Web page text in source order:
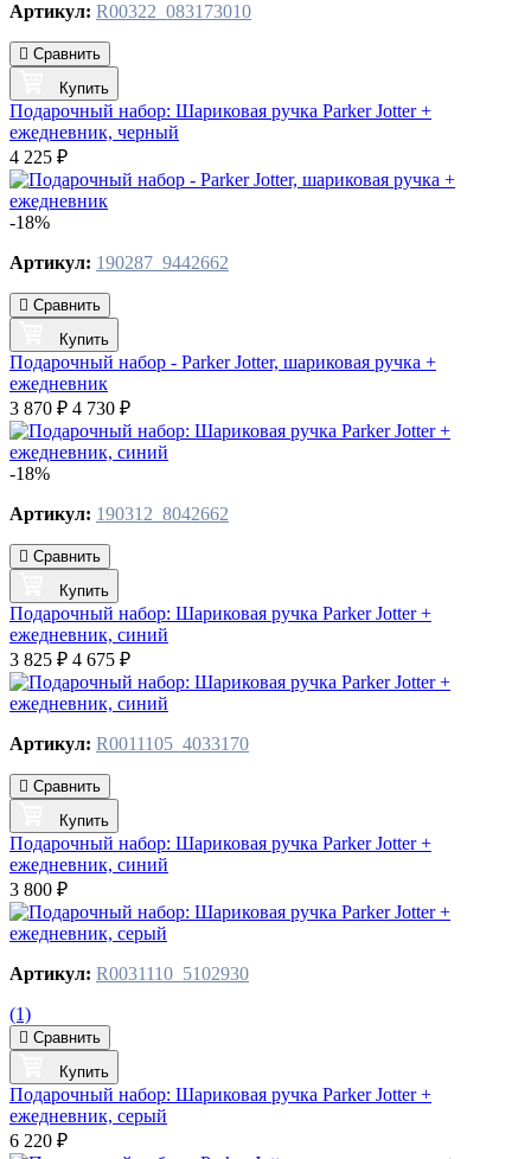
Артикул: R00322_083173010
Сравнить
Купить
Подарочный набор: Шариковая ручка Parker Jotter +
ежедневник, черный
4 225 ₽
-18%
Артикул: 190287_9442662
Сравнить
Купить
Подарочный набор - Parker Jotter, шариковая ручка +
ежедневник
3 870 ₽ 4 730 ₽
-18%
Артикул: 190312_8042662
Сравнить
Купить
Подарочный набор: Шариковая ручка Parker Jotter +
ежедневник, синий
3 825 ₽ 4 675 ₽
Артикул: R0011105_4033170
Сравнить
Купить
Подарочный набор: Шариковая ручка Parker Jotter +
ежедневник, синий
3 800 ₽
Артикул: R0031110_5102930
(1)
Сравнить
Купить
Подарочный набор: Шариковая ручка Parker Jotter +
ежедневник, серый
6 220 ₽